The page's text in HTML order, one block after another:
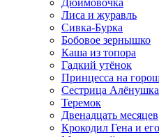
Дюймовочка
Лиса и журавль
Сивка-Бурка
Бобовое зернышко
Каша из топора
Гадкий утёнок
Принцесса на
Сестрица
Теремок
Двенадцать месяцев
Крокодил Гена и